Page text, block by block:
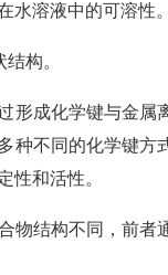
水溶液中的可溶性。
构。
形成化学键与金属
不同的化学键方
性和活性。
物结构不同，前者